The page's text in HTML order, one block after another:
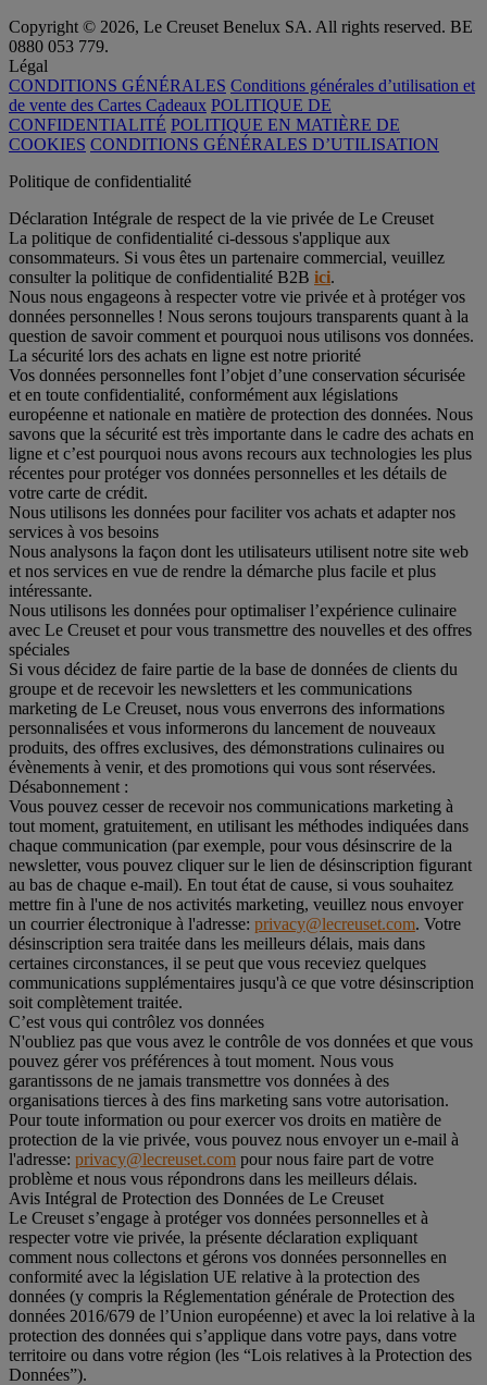
Copyright © 2026, Le Creuset Benelux SA. All rights reserved. BE
0880 053 779.
Légal
CONDITIONS GÉNÉRALES Conditions générales d’utilisation et
de vente des Cartes Cadeaux POLITIQUE DE
CONFIDENTIALITÉ POLITIQUE EN MATIÈRE DE
COOKIES CONDITIONS GÉNÉRALES D’UTILISATION
Politique de confidentialité
Déclaration Intégrale de respect de la vie privée de Le Creuset
La politique de confidentialité ci-dessous s'applique aux
consommateurs. Si vous êtes un partenaire commercial, veuillez
consulter la politique de confidentialité B2B ici.
Nous nous engageons à respecter votre vie privée et à protéger vos
données personnelles ! Nous serons toujours transparents quant à la
question de savoir comment et pourquoi nous utilisons vos données.
La sécurité lors des achats en ligne est notre priorité
Vos données personnelles font l’objet d’une conservation sécurisée
et en toute confidentialité, conformément aux législations
européenne et nationale en matière de protection des données. Nous
savons que la sécurité est très importante dans le cadre des achats en
ligne et c’est pourquoi nous avons recours aux technologies les plus
récentes pour protéger vos données personnelles et les détails de
votre carte de crédit.
Nous utilisons les données pour faciliter vos achats et adapter nos
services à vos besoins
Nous analysons la façon dont les utilisateurs utilisent notre site web
et nos services en vue de rendre la démarche plus facile et plus
intéressante.
Nous utilisons les données pour optimaliser l’expérience culinaire
avec Le Creuset et pour vous transmettre des nouvelles et des offres
spéciales
Si vous décidez de faire partie de la base de données de clients du
groupe et de recevoir les newsletters et les communications
marketing de Le Creuset, nous vous enverrons des informations
personnalisées et vous informerons du lancement de nouveaux
produits, des offres exclusives, des démonstrations culinaires ou
évènements à venir, et des promotions qui vous sont réservées.
Désabonnement :
Vous pouvez cesser de recevoir nos communications marketing à
tout moment, gratuitement, en utilisant les méthodes indiquées dans
chaque communication (par exemple, pour vous désinscrire de la
newsletter, vous pouvez cliquer sur le lien de désinscription figurant
au bas de chaque e-mail). En tout état de cause, si vous souhaitez
mettre fin à l'une de nos activités marketing, veuillez nous envoyer
un courrier électronique à l'adresse: privacy@lecreuset.com. Votre
désinscription sera traitée dans les meilleurs délais, mais dans
certaines circonstances, il se peut que vous receviez quelques
communications supplémentaires jusqu'à ce que votre désinscription
soit complètement traitée.
C’est vous qui contrôlez vos données
N'oubliez pas que vous avez le contrôle de vos données et que vous
pouvez gérer vos préférences à tout moment. Nous vous
garantissons de ne jamais transmettre vos données à des
organisations tierces à des fins marketing sans votre autorisation.
Pour toute information ou pour exercer vos droits en matière de
protection de la vie privée, vous pouvez nous envoyer un e-mail à
l'adresse: privacy@lecreuset.com pour nous faire part de votre
problème et nous vous répondrons dans les meilleurs délais.
Avis Intégral de Protection des Données de Le Creuset
Le Creuset s’engage à protéger vos données personnelles et à
respecter votre vie privée, la présente déclaration expliquant
comment nous collectons et gérons vos données personnelles en
conformité avec la législation UE relative à la protection des
données (y compris la Réglementation générale de Protection des
données 2016/679 de l’Union européenne) et avec la loi relative à la
protection des données qui s’applique dans votre pays, dans votre
territoire ou dans votre région (les “Lois relatives à la Protection des
Données”).